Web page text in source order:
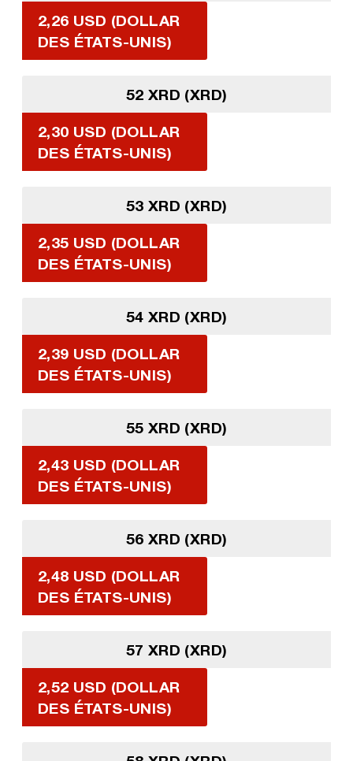
2,26 USD (DOLLAR
DES ÉTATS-UNIS)
52 XRD (XRD)
2,30 USD (DOLLAR
DES ÉTATS-UNIS)
53 XRD (XRD)
2,35 USD (DOLLAR
DES ÉTATS-UNIS)
54 XRD (XRD)
2,39 USD (DOLLAR
DES ÉTATS-UNIS)
55 XRD (XRD)
2,43 USD (DOLLAR
DES ÉTATS-UNIS)
56 XRD (XRD)
2,48 USD (DOLLAR
DES ÉTATS-UNIS)
57 XRD (XRD)
2,52 USD (DOLLAR
DES ÉTATS-UNIS)